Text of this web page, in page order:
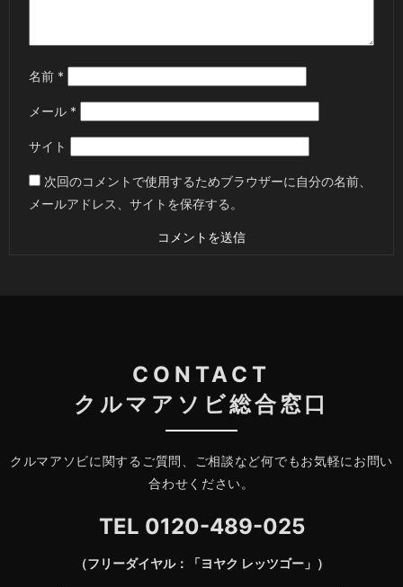
名前 *
メール *
サイト
次回のコメントで使用するためブラウザーに自分の名前、
メールアドレス、サイトを保存する。
CONTACT
クルマアソビ総合窓口
クルマアソビに関するご質問、ご相談など何でもお気軽にお問い
合わせください。
TEL 0120-489-025
（フリーダイヤル：「ヨヤク レッツゴー」）